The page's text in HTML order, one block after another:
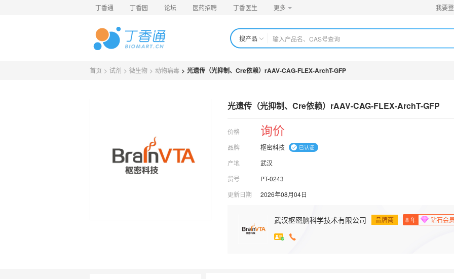
丁香通 丁香园 论坛 医药招聘 丁香医生 更多 我要
搜产品
首页 > 试剂 > 微生物 > 动物病毒 > 光遗传（光抑制、Cre依赖）rAAV-CAG-FLEX-ArchT-GFP
光遗传（光抑制、Cre依赖）rAAV-CAG-FLEX-ArchT-GFP
价格 询价
品牌
枢密科技
产地
武汉
货号
PT-0243
更新日期
2026年08月04日
武汉枢密脑科学技术有限公司 品牌商 8 年 钻石会